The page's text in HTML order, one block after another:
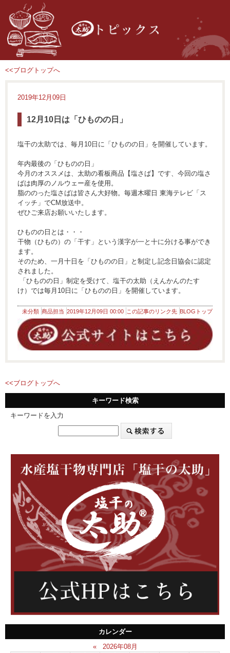
<<ブログトップへ
2019年12月09日
12月10日は「ひものの日」
塩干の太助では、毎月10日に「ひものの日」を開催しています。
年内最後の「ひものの日」
今月のオススメは、太助の看板商品【塩さば】です、今回の塩さ
ばは肉厚のノルウェー産を使用。
脂ののった塩さばは皆さん大好物。毎週木曜日 東海テレビ「ス
イッチ」でCM放送中。
ぜひご来店お願いいたします。
ひものの日とは・・・
干物（ひもの）の「干す」という漢字が一と十に分ける事ができ
ます。
そのため、一月十日を「ひものの日」と制定し記念日協会に認定
されました。
「ひものの日」制定を受けて、塩干の太助（えんかんのたす
け）では毎月10日に「ひものの日」を開催しています。
未分類 商品担当 2019年12月09日 00:00 この記事のリンク先 BLOGトップ
<<ブログトップへ
キーワード検索
キーワードを入力
カレンダー
«
2026年08月